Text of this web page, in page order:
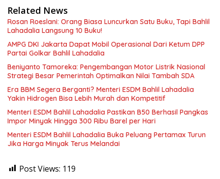
Related News
Rosan Roeslani: Orang Biasa Luncurkan Satu Buku, Tapi Bahlil
Lahadalia Langsung 10 Buku!
AMPG DKI Jakarta Dapat Mobil Operasional Dari Ketum DPP
Partai Golkar Bahlil Lahadalia
Beniyanto Tamoreka: Pengembangan Motor Listrik Nasional
Strategi Besar Pemerintah Optimalkan Nilai Tambah SDA
Era BBM Segera Berganti? Menteri ESDM Bahlil Lahadalia
Yakin Hidrogen Bisa Lebih Murah dan Kompetitif
Menteri ESDM Bahlil Lahadalia Pastikan B50 Berhasil Pangkas
Impor Minyak Hingga 300 Ribu Barel per Hari
Menteri ESDM Bahlil Lahadalia Buka Peluang Pertamax Turun
Jika Harga Minyak Terus Melandai
Post Views: 119